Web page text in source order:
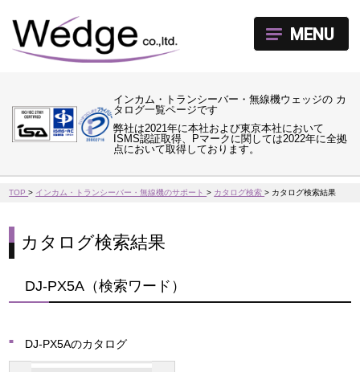
インカム・トランシーバー・無線機ウェッジの カ
タログ一覧ページです
弊社は2021年に本社および東京本社において
ISMS認証取得、Pマークに関しては2022年に全拠
点において取得しております。
MENU
TOP> インカム・トランシーバー・無線機のサポート> カタログ検索> カタログ検索結果
カタログ検索結果
DJ-PX5A（検索ワード）
DJ-PX5Aのカタログ